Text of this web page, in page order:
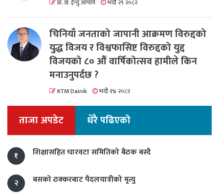
प्रा. डा. ईन्दु आचार्य भदौ २९ २०८२
चिनियाँ जनताको जापानी आक्रमण विरुद्दको
युद्ध विजय र विश्वफासिष्ट विरुद्दको युद्द
विजयको ८० औं वार्षिकोत्सव हामीले किन
मनाउनुपर्दछ ?
KTM Dainik भदौ १४ २०८२
ताजा अपडेट धेरै पढिएको
१ शिक्षासहित चारवटा समितिको बैठक बस्दै
२ बसको ठक्करबाट पैदलयात्रीको मृत्यु